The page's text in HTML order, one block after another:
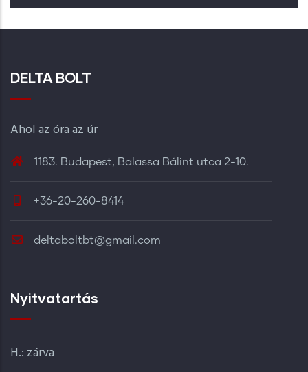
DELTA BOLT
Ahol az óra az úr
1183. Budapest, Balassa Bálint utca 2-10.
+36-20-260-8414
deltaboltbt@gmail.com
Nyitvatartás
H.: zárva